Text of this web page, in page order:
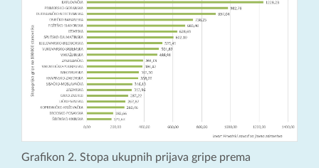
Grafikon 2. Stopa ukupnih prijava gripe prema